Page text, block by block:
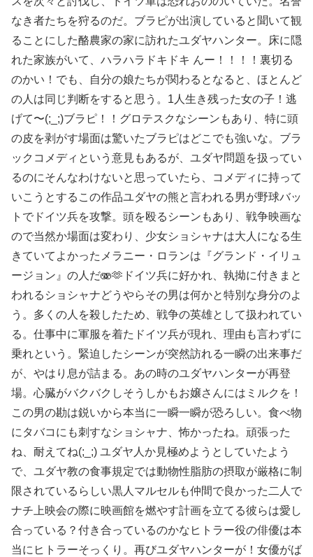
なき者たちを狩るのだ。ブラピが出演していると聞いて観
ることにした酪農家の家に訪れたユダヤハンター。床に隠
れた家族がいて、ハラハラドキドキ んー！！！！裏切る
のかい！でも、自分の娘たちが関わるとなると、ほとんど
の人は同じ判断をすると思う。1人生き残った女の子！逃
げて〜(;_;)ブラピ！！グロテスクなシーンもあり、特に頭
の皮を剥がす場面は驚いたブラピはどこでも強いな。ブラ
ックコメディという意見もあるが、ユダヤ問題を扱ってい
るのにそんなわけないと思っていたら、コメディに持って
いこうとするこの作品ユダヤの熊と言われる男が野球バッ
トでドイツ兵を攻撃。頭を殴るシーンもあり、戦争映画な
ので当然か場面は変わり、少女ショシャナは大人になる生
きていてよかったメラニー・ロランは『グランド・イリュ
ージョン』の人だ🫨🫶ドイツ兵に好かれ、執拗に付きまと
われるショシャナどうやらその男は何かと特別な身分のよ
う。多くの人を殺したため、戦争の英雄として扱われてい
る。仕事中に軍服を着たドイツ兵が現れ、理由も言わずに
乗れという。緊迫したシーンが突然訪れる一瞬の出来事だ
が、やはり息が詰まる。あの時のユダヤハンターが再登
場。心臓がバクバクしそうしかもお嬢さんにはミルクを！
この男の勘は鋭いから本当に一瞬一瞬が恐ろしい。食べ物
に️️タバコにも️️刺すな️️ショシャナ、怖かったね。頑張った
ね、耐えてね(;_;) ユダヤ人か見極めようとしていたよう
で、ユダヤ教の食事規定では動物性脂肪の摂取が厳格に制
限されているらしい黒人マルセルも仲間で良かった二人で
ナチ上映会の際に映画館を燃やす計画を立てる彼らは愛し
合っている？付き合っているのかなヒトラー役の俳優は本
当にヒトラーそっくり。再びユダヤハンターが！女優がば